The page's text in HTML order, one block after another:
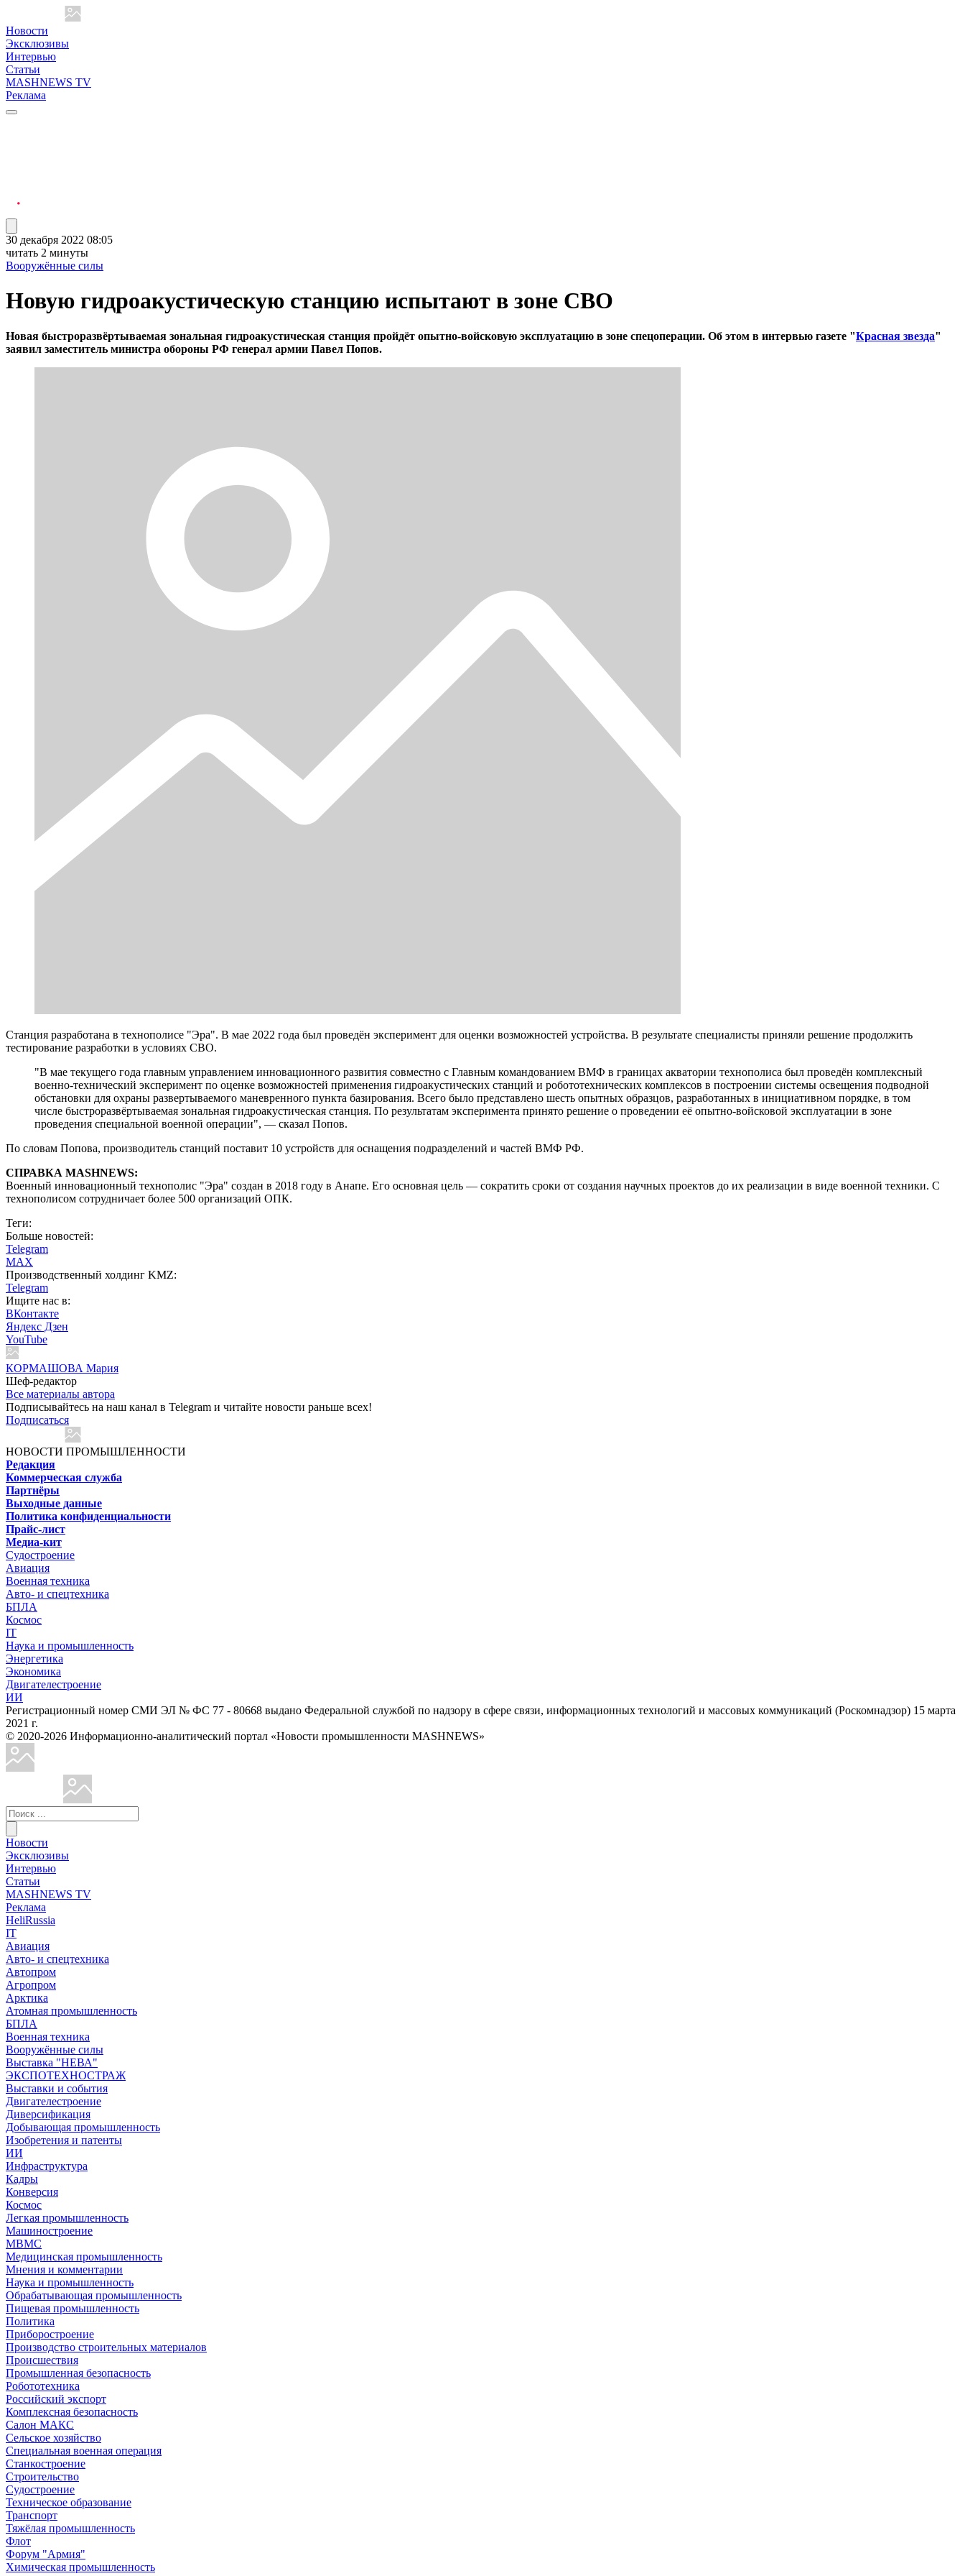
Новости
Эксклюзивы
Интервью
Статьи
MASHNEWS TV
Реклама
30 декабря 2022 08:05
читать 2 минуты
Вооружённые силы
Новую гидроакустическую станцию испытают в зоне СВО
Новая быстроразвёртываемая зональная гидроакустическая станция пройдёт опытно-войсковую эксплуатацию в зоне спецоперации. Об этом в интервью газете "Красная звезда"
заявил заместитель министра обороны РФ генерал армии Павел Попов.
Станция разработана в технополисе "Эра". В мае 2022 года был проведён эксперимент для оценки возможностей устройства. В результате специалисты приняли решение продолжить
тестирование разработки в условиях СВО.
"В мае текущего года главным управлением инновационного развития совместно с Главным командованием ВМФ в границах акватории технополиса был проведён комплексный
военно-технический эксперимент по оценке возможностей применения гидроакустических станций и робототехнических комплексов в построении системы освещения подводной
обстановки для охраны развертываемого маневренного пункта базирования. Всего было представлено шесть опытных образцов, разработанных в инициативном порядке, в том
числе быстроразвёртываемая зональная гидроакустическая станция. По результатам эксперимента принято решение о проведении её опытно-войсковой эксплуатации в зоне
проведения специальной военной операции", — сказал Попов.
По словам Попова, производитель станций поставит 10 устройств для оснащения подразделений и частей ВМФ РФ.
СПРАВКА MASHNEWS:
Военный инновационный технополис "Эра" создан в 2018 году в Анапе. Его основная цель — сократить сроки от создания научных проектов до их реализации в виде военной техники. С
технополисом сотрудничает более 500 организаций ОПК.
Теги:
Больше новостей:
Telegram
MAX
Производственный холдинг KMZ:
Telegram
Ищите нас в:
ВКонтакте
Яндекс Дзен
YouTube
КОРМАШОВА Мария
Шеф-редактор
Все материалы автора
Подписывайтесь на наш канал в Telegram и читайте новости раньше всех!
Подписаться
НОВОСТИ ПРОМЫШЛЕННОСТИ
Редакция
Коммерческая служба
Партнёры
Выходные данные
Политика конфиденциальности
Прайс-лист
Медиа-кит
Судостроение
Авиация
Военная техника
Авто- и спецтехника
БПЛА
Космос
IT
Наука и промышленность
Энергетика
Экономика
Двигателестроение
ИИ
Регистрационный номер СМИ ЭЛ № ФС 77 - 80668 выдано Федеральной службой по надзору в сфере связи, информационных технологий и массовых коммуникаций (Роскомнадзор) 15 марта
2021 г.
© 2020-2026 Информационно-аналитический портал «Новости промышленности MASHNEWS»
Новости
Эксклюзивы
Интервью
Статьи
MASHNEWS TV
Реклама
HeliRussia
IT
Авиация
Авто- и спецтехника
Автопром
Агропром
Арктика
Атомная промышленность
БПЛА
Военная техника
Вооружённые силы
Выставка "НЕВА"
ЭКСПОТЕХНОСТРАЖ
Выставки и события
Двигателестроение
Диверсификация
Добывающая промышленность
Изобретения и патенты
ИИ
Инфраструктура
Кадры
Конверсия
Космос
Легкая промышленность
Машиностроение
МВМС
Медицинская промышленность
Мнения и комментарии
Наука и промышленность
Обрабатывающая промышленность
Пищевая промышленность
Политика
Приборостроение
Производство строительных материалов
Происшествия
Промышленная безопасность
Робототехника
Российский экспорт
Комплексная безопасность
Салон МАКС
Сельское хозяйство
Специальная военная операция
Станкостроение
Строительство
Судостроение
Техническое образование
Транспорт
Тяжёлая промышленность
Флот
Форум "Армия"
Химическая промышленность